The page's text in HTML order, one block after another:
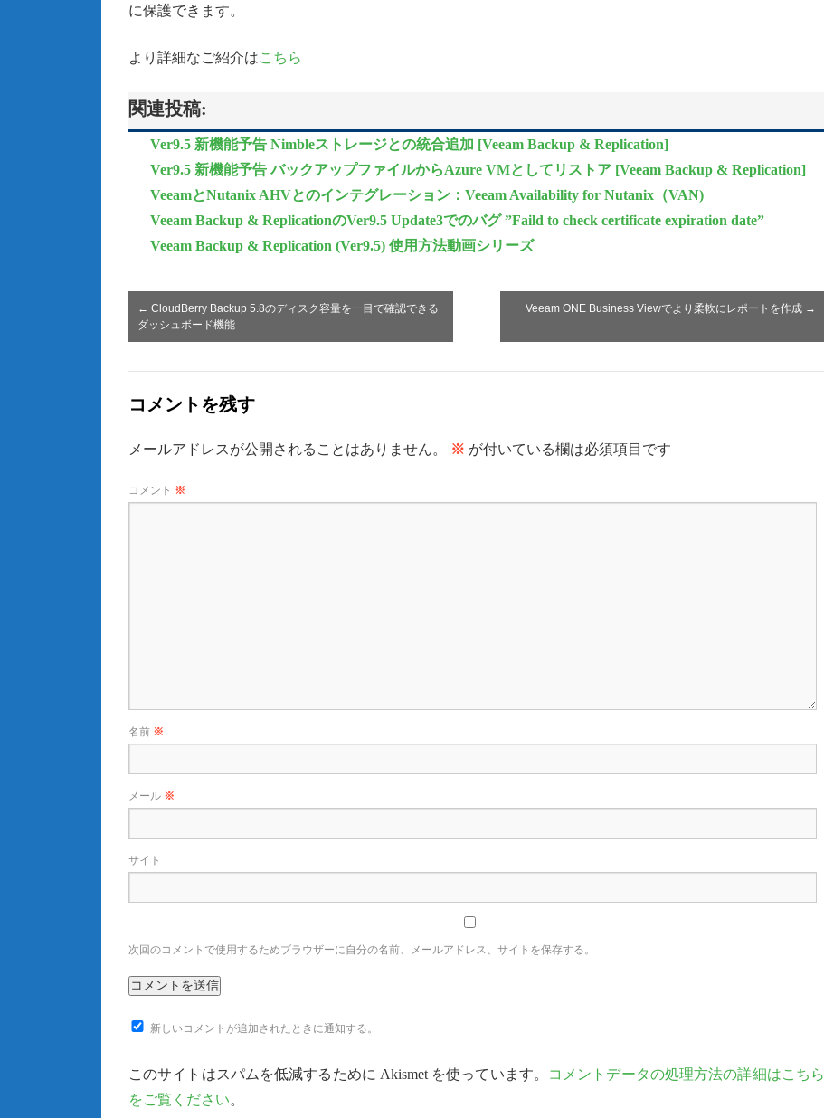
に保護できます。
より詳細なご紹介はこちら
関連投稿:
Ver9.5 新機能予告 Nimbleストレージとの統合追加 [Veeam Backup & Replication]
Ver9.5 新機能予告 バックアップファイルからAzure VMとしてリストア [Veeam Backup & Replication]
VeeamとNutanix AHVとのインテグレーション：Veeam Availability for Nutanix（VAN)
Veeam Backup & ReplicationのVer9.5 Update3でのバグ ”Faild to check certificate expiration date”
Veeam Backup & Replication (Ver9.5) 使用方法動画シリーズ
← CloudBerry Backup 5.8のディスク容量を一目で確認できる
ダッシュボード機能
Veeam ONE Business Viewでより柔軟にレポートを作成 →
コメントを残す
メールアドレスが公開されることはありません。 ※ が付いている欄は必須項目です
コメント ※
名前 ※
メール ※
サイト
次回のコメントで使用するためブラウザーに自分の名前、メールアドレス、サイトを保存する。
新しいコメントが追加されたときに通知する。
このサイトはスパムを低減するために Akismet を使っています。
コメントデータの処理方法の詳細はこちら
をご覧ください。